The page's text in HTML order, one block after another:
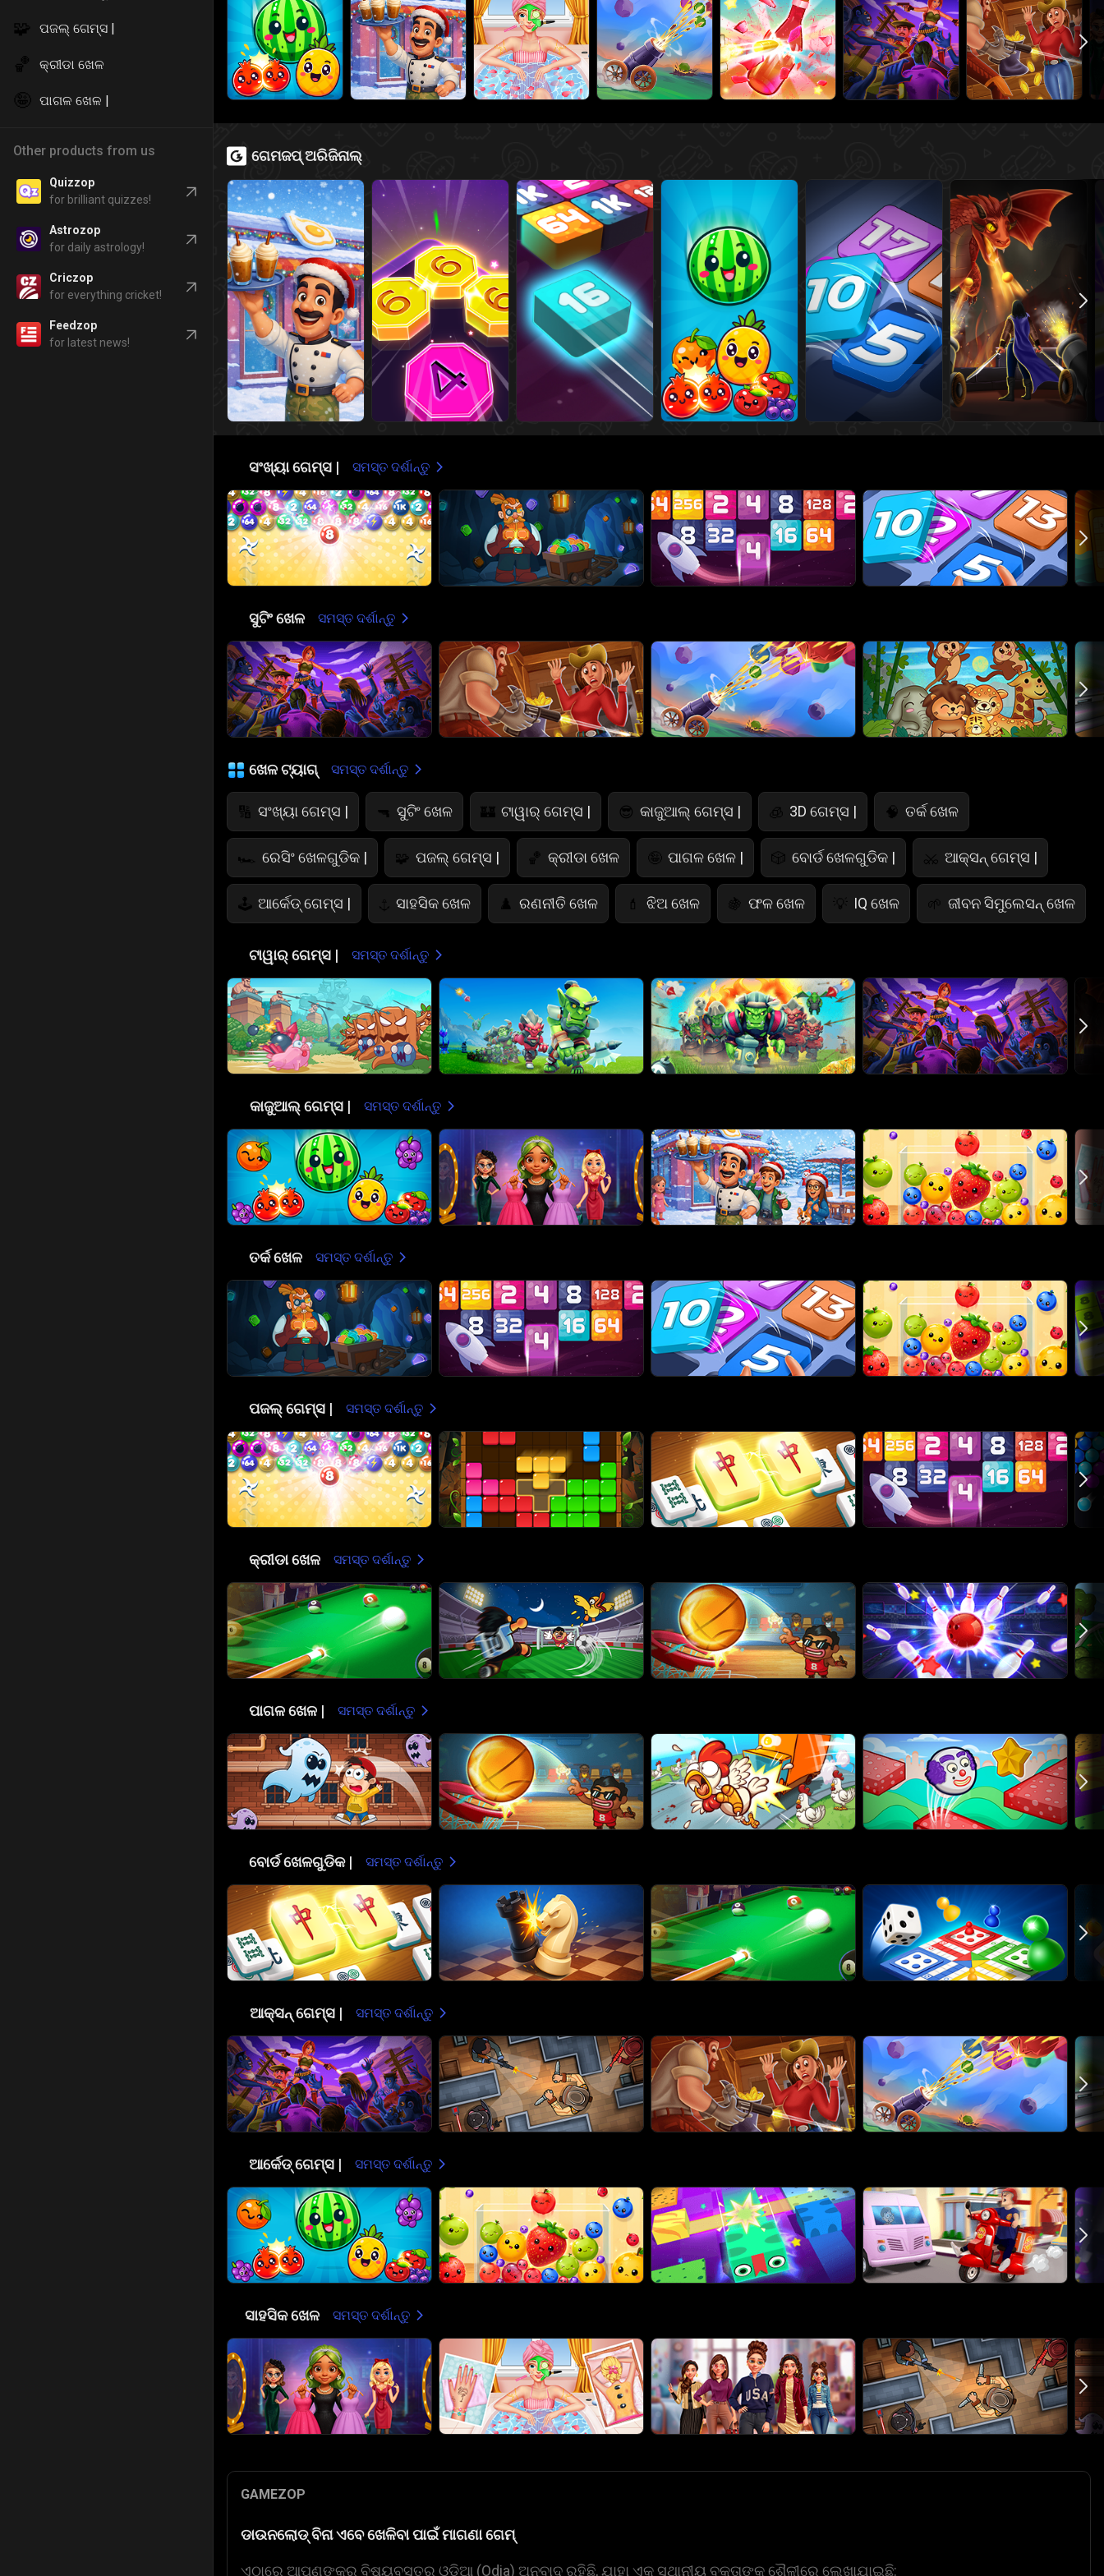
🧩
ପଜଲ୍ ଗେମ୍ସ |
🏀 କ୍ରୀଡା ଖେଳ
🤪 ପାଗଳ ଖେଳ |
Other products from us
Quizzop
for brilliant quizzes!
Astrozop
for daily astrology!
Criczop
for everything cricket!
Feedzop
for latest news!
ଗେମଜପ୍ ଅରିଜିନାଲ୍
ସଂଖ୍ୟା ଗେମ୍ସ | ସମସ୍ତ ଦର୍ଶାନ୍ତୁ
ସୁଟିଂ ଖେଳ ସମସ୍ତ ଦର୍ଶାନ୍ତୁ
ଖେଳ ଟ୍ୟାଗ୍ ସମସ୍ତ ଦର୍ଶାନ୍ତୁ
🔢 ସଂଖ୍ୟା ଗେମ୍ସ | 🔫 ସୁଟିଂ ଖେଳ 🏰 ଟାୱାର୍ ଗେମ୍ସ | 😎 କାଜୁଆଲ୍ ଗେମ୍ସ | 🧊 3D ଗେମ୍ସ | 🧠 ତର୍କ ଖେଳ
🏎️ ରେସିଂ ଖେଳଗୁଡିକ | 🧩 ପଜଲ୍ ଗେମ୍ସ | 🏀 କ୍ରୀଡା ଖେଳ 🤪 ପାଗଳ ଖେଳ | 🎲 ବୋର୍ଡ ଖେଳଗୁଡିକ | ⚔️ ଆକ୍ସନ୍ ଗେମ୍ସ |
🕹️ ଆର୍କେଡ୍ ଗେମ୍ସ | ⚓ ସାହସିକ ଖେଳ ♟️ ରଣନୀତି ଖେଳ 💄 ଝିଅ ଖେଳ 🍇 ଫଳ ଖେଳ 💡 IQ ଖେଳ 🌱 ଜୀବନ ସିମୁଲେସନ୍ ଖେଳ
🤸 ଜମ୍ପ୍ ଖେଳଗୁଡିକ 🎨 ରଙ୍ଗ ଖେଳ
🚁 ଉଡ଼ୁଥିବା ଖେଳ 🐴 ପଶୁ ସମ୍ବନ୍ଧୀୟ ଖେଳ ⚽ ଫୁଟବଲ୍ ଗେମ୍ସ
ଟାୱାର୍ ଗେମ୍ସ | ସମସ୍ତ ଦର୍ଶାନ୍ତୁ
କାଜୁଆଲ୍ ଗେମ୍ସ | ସମସ୍ତ ଦର୍ଶାନ୍ତୁ
ତର୍କ ଖେଳ ସମସ୍ତ ଦର୍ଶାନ୍ତୁ
ପଜଲ୍ ଗେମ୍ସ | ସମସ୍ତ ଦର୍ଶାନ୍ତୁ
କ୍ରୀଡା ଖେଳ ସମସ୍ତ ଦର୍ଶାନ୍ତୁ
ପାଗଳ ଖେଳ | ସମସ୍ତ ଦର୍ଶାନ୍ତୁ
ବୋର୍ଡ ଖେଳଗୁଡିକ | ସମସ୍ତ ଦର୍ଶାନ୍ତୁ
ଆକ୍ସନ୍ ଗେମ୍ସ | ସମସ୍ତ ଦର୍ଶାନ୍ତୁ
ଆର୍କେଡ୍ ଗେମ୍ସ | ସମସ୍ତ ଦର୍ଶାନ୍ତୁ
ସାହସିକ ଖେଳ ସମସ୍ତ ଦର୍ଶାନ୍ତୁ
GAMEZOP
ଡାଉନଲୋଡ୍ ବିନା ଏବେ ଖେଳିବା ପାଇଁ ମାଗଣା ଗେମ୍
ଏଠାରେ ଆପଣଙ୍କର ବିଷୟବସ୍ତୁର ଓଡ଼ିଆ (Odia) ଅନୁବାଦ ରହିଛି, ଯାହା ଏକ ସ୍ଥାନୀୟ ବକ୍ତାଙ୍କ ଶୈଳୀରେ ଲେଖାଯାଇଛି: